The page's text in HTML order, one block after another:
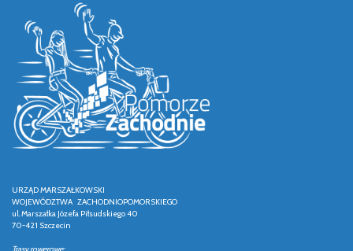
URZĄD MARSZAŁKOWSKI
WOJEWÓDZTWA ZACHODNIOPOMORSKIEGO
ul. Marszałka Józefa Piłsudskiego 40
70-421 Szczecin